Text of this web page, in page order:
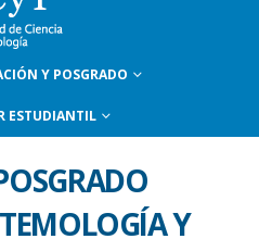
Y POSGRADO
ESTUDIANTIL
Y